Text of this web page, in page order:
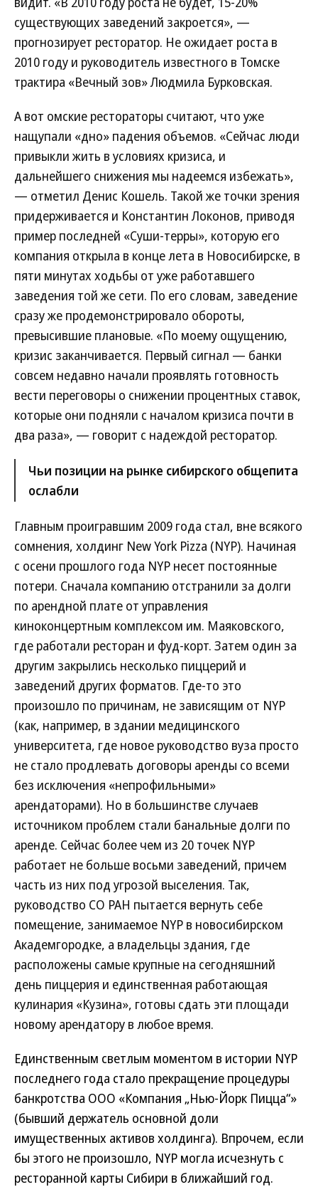
существующих заведений закроется», —
прогнозирует ресторатор. Не ожидает роста в
2010 году и руководитель известного в Томске
трактира «Вечный зов» Людмила Бурковская.
А вот омские рестораторы считают, что уже
нащупали «дно» падения объемов. «Сейчас люди
привыкли жить в условиях кризиса, и
дальнейшего снижения мы надеемся избежать»,
— отметил Денис Кошель. Такой же точки зрения
придерживается и Константин Локонов, приводя
пример последней «Суши-терры», которую его
компания открыла в конце лета в Новосибирске, в
пяти минутах ходьбы от уже работавшего
заведения той же сети. По его словам, заведение
сразу же продемонстрировало обороты,
превысившие плановые. «По моему ощущению,
кризис заканчивается. Первый сигнал — банки
совсем недавно начали проявлять готовность
вести переговоры о снижении процентных ставок,
которые они подняли с началом кризиса почти в
два раза», — говорит с надеждой ресторатор.
Чьи позиции на рынке сибирского общепита
ослабли
Главным проигравшим 2009 года стал, вне всякого
сомнения, холдинг New York Pizza (NYP). Начиная
с осени прошлого года NYP несет постоянные
потери. Сначала компанию отстранили за долги
по арендной плате от управления
киноконцертным комплексом им. Маяковского,
где работали ресторан и фуд-корт. Затем один за
другим закрылись несколько пиццерий и
заведений других форматов. Где-то это
произошло по причинам, не зависящим от NYP
(как, например, в здании медицинского
университета, где новое руководство вуза просто
не стало продлевать договоры аренды со всеми
без исключения «непрофильными»
арендаторами). Но в большинстве случаев
источником проблем стали банальные долги по
аренде. Сейчас более чем из 20 точек NYP
работает не больше восьми заведений, причем
часть из них под угрозой выселения. Так,
руководство СО РАН пытается вернуть себе
помещение, занимаемое NYP в новосибирском
Академгородке, а владельцы здания, где
расположены самые крупные на сегодняшний
день пиццерия и единственная работающая
кулинария «Кузина», готовы сдать эти площади
новому арендатору в любое время.
Единственным светлым моментом в истории NYP
последнего года стало прекращение процедуры
банкротства ООО «Компания „Нью-Йорк Пицца“»
(бывший держатель основной доли
имущественных активов холдинга). Впрочем, если
бы этого не произошло, NYP могла исчезнуть с
ресторанной карты Сибири в ближайший год.